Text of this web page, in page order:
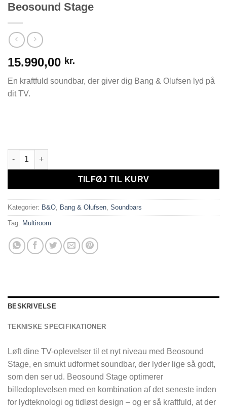
Beosound Stage
15.990,00 kr.
En kraftfuld soundbar, der giver dig Bang & Olufsen lyd på
dit TV.
Beosound Stage antal
TILFØJ TIL KURV
Kategorier: B&O, Bang & Olufsen, Soundbars
Tag: Multiroom
BESKRIVELSE
TEKNISKE SPECIFIKATIONER
Løft dine TV-oplevelser til et nyt niveau med Beosound
Stage, en smukt udformet soundbar, der lyder lige så godt,
som den ser ud. Beosound Stage optimerer
billedoplevelsen med en kombination af det seneste inden
for lydteknologi og tidløst design – og er så kraftfuld, at der